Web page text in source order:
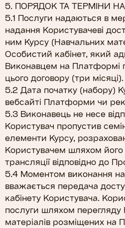
5. ПОРЯДОК ТА ТЕРМІНИ
5.1 Послуги надаються в
надання Користувачеві
ним Курсу (Навчальних
Особистий кабінет, який
Виконавцем на Платформі
цього договору (три місяці).
5.2 Дата початку (набору)
вебсайті Платформи чи
5.3 Виконавець не несе
Користувач пропустив
елементи Курсу,
Користувачем шляхом його
трансляції відповідно до
5.4 Моментом виконання
вважається передача
кабінету Користувача.
послуги шляхом перегляду
матеріалів розміщених на